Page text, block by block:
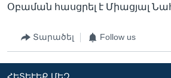
Օբաման հասցրել է Միացյալ
Տարածել Follow us
ՀԵՏԵՒԵՔ ՄԵԶ